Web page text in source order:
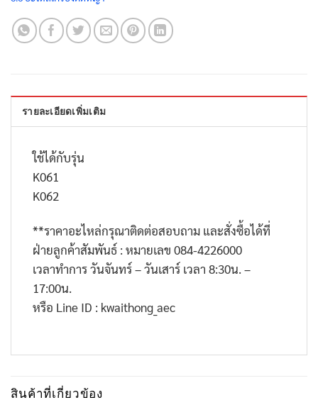
รายละเอียดเพิ่มเติม
ใช้ได้กับรุ่น
K061
K062
**ราคาอะไหล่กรุณาติดต่อสอบถาม และสั่งซื้อได้ที่
ฝ่ายลูกค้าสัมพันธ์ : หมายเลข 084-4226000
เวลาทำการ วันจันทร์ – วันเสาร์ เวลา 8:30น. –
17:00น.
หรือ Line ID : kwaithong_aec
สินค้าที่เกี่ยวข้อง